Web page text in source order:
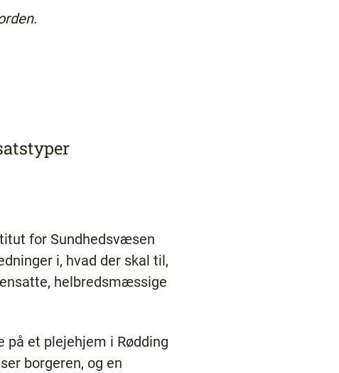
for Sundhedsvæsen
i, hvad der skal til,
helbredsmæssige
på et plejehjem i Rødding
borgeren, og en